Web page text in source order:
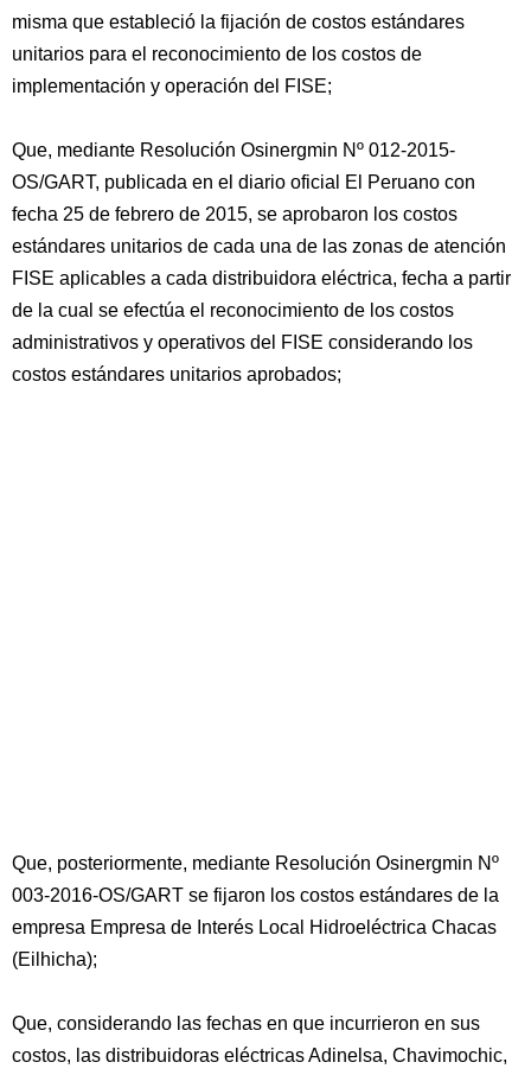
misma que estableció la fijación de costos estándares
unitarios para el reconocimiento de los costos de
implementación y operación del FISE;
Que, mediante Resolución Osinergmin Nº 012-2015-
OS/GART, publicada en el diario oficial El Peruano con
fecha 25 de febrero de 2015, se aprobaron los costos
estándares unitarios de cada una de las zonas de atención
FISE aplicables a cada distribuidora eléctrica, fecha a partir
de la cual se efectúa el reconocimiento de los costos
administrativos y operativos del FISE considerando los
costos estándares unitarios aprobados;
Que, posteriormente, mediante Resolución Osinergmin Nº
003-2016-OS/GART se fijaron los costos estándares de la
empresa Empresa de Interés Local Hidroeléctrica Chacas
(Eilhicha);
Que, considerando las fechas en que incurrieron en sus
costos, las distribuidoras eléctricas Adinelsa, Chavimochic,